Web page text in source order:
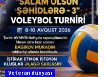
Veteran dünyası